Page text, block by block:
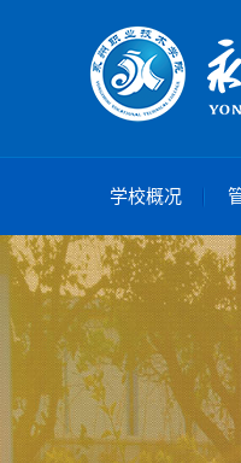
学校概况